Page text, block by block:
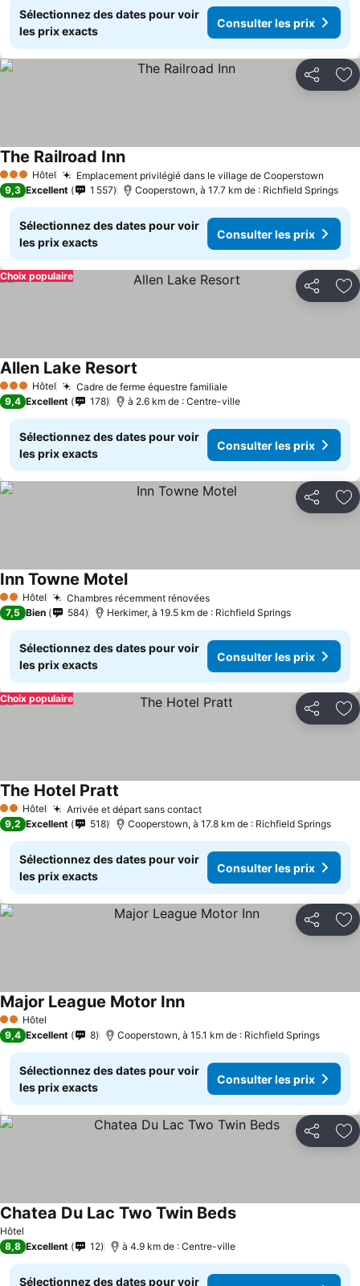
Sélectionnez des dates pour voir
les prix exacts
Consulter les prix
Partager
3 ÉtoilesHôtel Emplacement privilégié dans le village de Cooperstown
The Railroad Inn
9,3 Excellent 1 557 Cooperstown, à 17.7 km de : Richfield Springs
Sélectionnez des dates pour voir
les prix exacts
Consulter les prix
Partager
Choix populaire
3 ÉtoilesHôtel Cadre de ferme équestre familiale
Allen Lake Resort
9,4 Excellent 178 à 2.6 km de : Centre-ville
Sélectionnez des dates pour voir
les prix exacts
Consulter les prix
Partager
2 Étoiles
Hôtel Chambres récemment rénovées
Inn Towne Motel
7,5 Bien 584 Herkimer, à 19.5 km de : Richfield Springs
Sélectionnez des dates pour voir
les prix exacts
Consulter les prix
Partager
Choix populaire
2 Étoiles
Hôtel Arrivée et départ sans contact
The Hotel Pratt
9,2 Excellent 518 Cooperstown, à 17.8 km de : Richfield Springs
Sélectionnez des dates pour voir
les prix exacts
Consulter les prix
Partager
2 Étoiles
Hôtel
Major League Motor Inn
9,4 Excellent 8 Cooperstown, à 15.1 km de : Richfield Springs
Sélectionnez des dates pour voir
les prix exacts
Consulter les prix
Partager
Hôtel
Chatea Du Lac Two Twin Beds
8,8 Excellent 12 à 4.9 km de : Centre-ville
Sélectionnez des dates pour voir